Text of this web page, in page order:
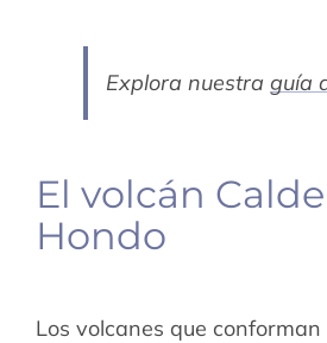
Explora nuestra guía
El volcán
Hondo
Los volcanes que